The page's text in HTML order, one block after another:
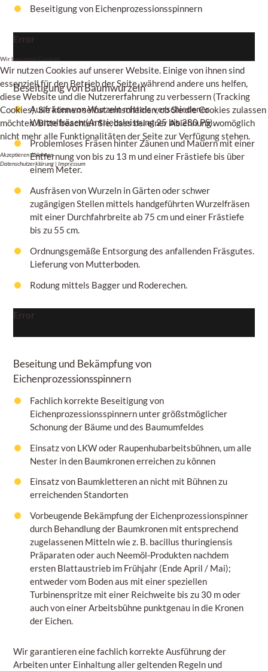
Beseitigung von Eichenprozessionsspinnern
Error
Beseitigung von Baumwurzeln
Ausfräsen von Wurzeln mittels verschiedener
Wurzelfräsen (Antriebsleistung 25 bis 280 PS).
Problemloses Fräsen hinter Zäunen und Mauern mit einer
Entfernung von bis zu 13 m und einer Frästiefe bis über
einemMeter.
Ausfräsen von Wurzeln in Gärten oder schwer
zugängigen Stellen mittels handgeführten Wurzelfräsen
mit einer Durchfahrbreite ab 75 cmund einer Frästiefe
bis zu 55 cm.
Ordnungsgemäße Entsorgung des anfallenden Fräsgutes.
Lieferung von Mutterboden.
Rodung mittels Bagger und Roderechen.
Error
Beseitung und Bekämpfung von
Eichenprozessionsspinnern
Fachlich korrekte Beseitigung von
Eichenprozessionsspinnern unter größstmöglicher
Schonung der Bäume und des Baumumfeldes
Einsatz von LKW oder Raupenhubarbeitsbühnen, um alle
Nester in den Baumkronen erreichen zu können
Einsatz von Baumkletteren an nicht mit Bühnen zu
erreichenden Standorten
Vorbeugende Bekämpfung der Eichenprozessionspinner
durch Behandlung der Baumkronen mit entsprechend
zugelassenen Mitteln wie z. B. bacillus thuringiensis
Präparaten oder auch Neemöl-Produkten nachdem
ersten Blattaustrieb im Frühjahr (Ende April / Mai);
entweder vom Boden aus mit einer speziellen
Turbinenspritze mit einer Reichweite bis zu 30 m oder
auch von einer Arbeitsbühne punktgenau in die Kronen
der Eichen.
Wir garantieren eine fachlich korrekte Ausführung der
Arbeiten unter Einhaltung aller geltenden Regeln und
Wir benutzen Cookies
Wir nutzen Cookies auf unserer Website. Einige von ihnen sind
essenziell für den Betrieb der Seite, während andere uns helfen,
diese Website und die Nutzererfahrung zu verbessern (Tracking
Cookies). Sie können selbst entscheiden, ob Sie die Cookies zulassen
möchten. Bitte beachten Sie, dass bei einer Ablehnung womöglich
nicht mehr alle Funktionalitäten der Seite zur Verfügung stehen.
AkzeptierenAblehnen
Datenschutzerklärung | Impressum